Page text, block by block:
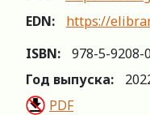
EDN:
https://
ISBN:
978-5-9208-
Год выпуска:
PDF